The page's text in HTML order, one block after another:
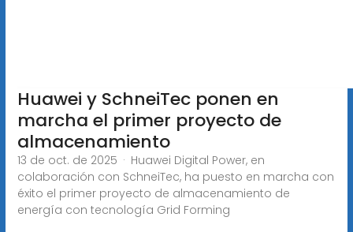
Huawei y SchneiTec ponen en
marcha el primer proyecto de
almacenamiento
13 de oct. de 2025 · Huawei Digital Power, en
colaboración con SchneiTec, ha puesto en marcha con
éxito el primer proyecto de almacenamiento de
energía con tecnología Grid Forming